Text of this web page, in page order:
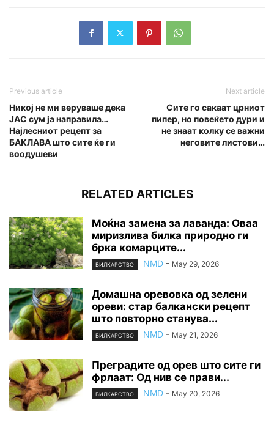
Previous article
Никој не ми веруваше дека
ЈАС сум ја направила…
Најлесниот рецепт за
БАКЛАВА што сите ќе ги
воодушеви
Next article
Сите го сакаат црниот
пипер, но повеќето дури и
не знаат колку се важни
неговите листови…
RELATED ARTICLES
Моќна замена за лаванда: Оваа
миризлива билка природно ги
брка комарците...
БИЛКАРСТВО NMD - May 29, 2026
Домашна оревовка од зелени
ореви: стар балкански рецепт
што повторно станува...
БИЛКАРСТВО NMD - May 21, 2026
Преградите од орев што сите ги
фрлаат: Од нив се прави...
БИЛКАРСТВО NMD - May 20, 2026